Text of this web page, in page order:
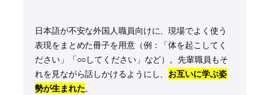
日本語が不安な外国人職員向けに、現場でよく使う
表現をまとめた冊子を用意（例：「体を起こしてく
ださい」「○○してください」など）。先輩職員もそ
れを見ながら話しかけるようにし、 お互いに学ぶ姿
勢が生まれた。